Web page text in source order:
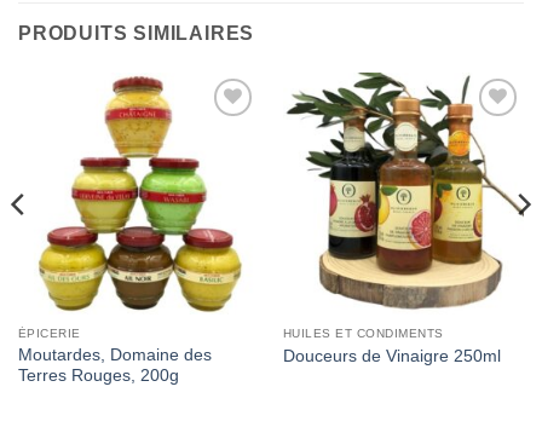
PRODUITS SIMILAIRES
ÉPICERIE
Moutardes, Domaine des
Terres Rouges, 200g
Add to
Wishlist
HUILES ET CONDIMENTS
Douceurs de Vinaigre 250ml